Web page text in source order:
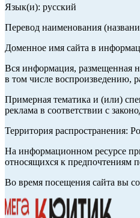
Язык(и): русский
Перевод наименования
Доменное имя сайта в
Вся информация, размещенная
в том числе воспроизведению,
Примерная тематика и (или)
реклама в соответствии с
Территория распространения:
На информационном ресурсе
относящихся к предпочтениям
Во время посещения сайта вы